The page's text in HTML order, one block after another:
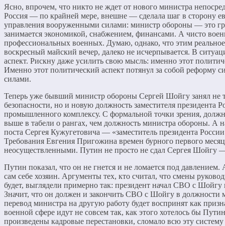
Ясно, впрочем, что никто не ждет от нового министра
Россия — по крайней мере, внешне — сделала шаг в сторону
управления вооруженными силами: министр обороны — это
занимается экономикой, снабжением, финансами. А чисто
профессиональных военных. Думаю, однако, что этим
воскресный майский вечер, далеко не исчерпывается. В
аспект. Рискну даже усилить свою мысль: именно этот
Именно этот политический аспект потянул за собой реформу
силами.
Теперь уже бывший министр обороны Сергей Шойгу занял не
безопасности, но и новую должность заместителя президента
промышленного комплексу. С формальной точки зрения,
выше в табели о рангах, чем должность министра обороны. А
поста Сергея Кужугетовича — «заместитель президента
Требования Евгения Пригожина времен бурного первого
неосуществленными. Путин не просто не сдал Сергея
Путин показал, что он не гнется и не ломается под давлением.
сам себе хозяин. Аргументы тех, кто считал, что смены
будет, выглядели примерно так: президент начал СВО с
Значит, что он должен и закончить СВО с Шойгу в должности
перевод министра на другую работу будет воспринят как
военной сфере идут не совсем так, как этого хотелось бы
произведены кадровые перестановки, сломало всю эту